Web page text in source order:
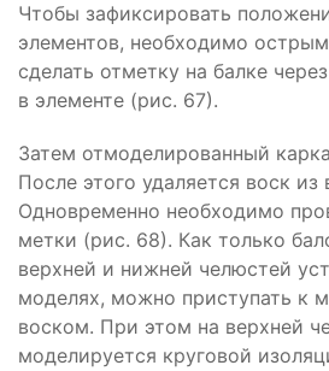
Чтобы зафиксировать
элементов, необходимо
сделать отметку на балке
в элементе (рис. 67).
Затем отмоделированный
После этого удаляется воск из
Одновременно необходимо
метки (рис. 68). Как только
верхней и нижней челюстей
моделях, можно приступать к
воском. При этом на верхней
моделируется круговой